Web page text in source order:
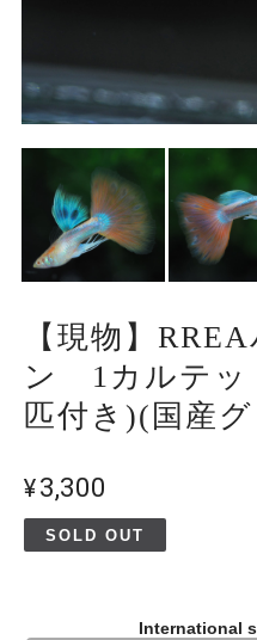
【現物】
ン 1カルテッ
匹付き)(国産
¥3,300
SOLD OUT
International